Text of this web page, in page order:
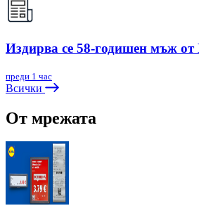
Издирва се 58-годишен мъж
преди 1 час
Всички
От мрежата